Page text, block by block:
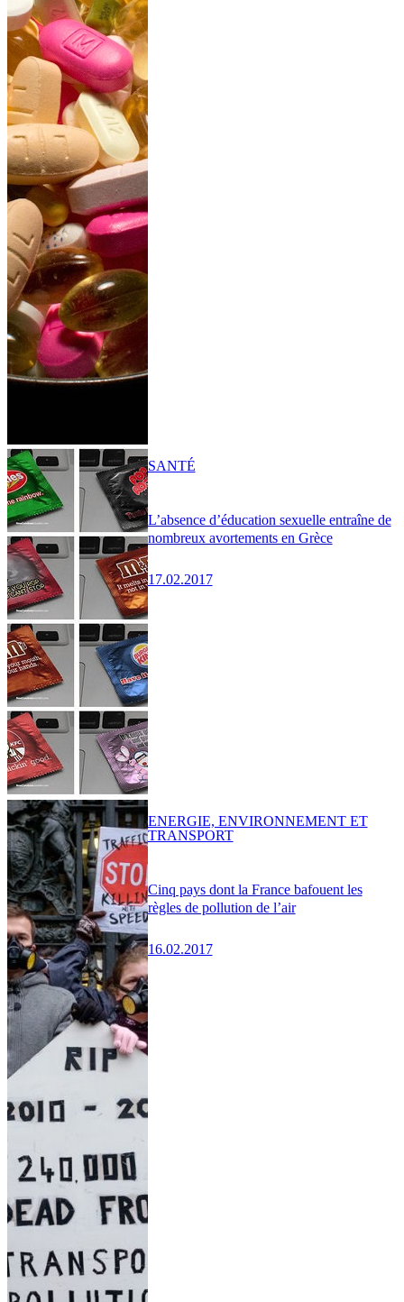
L’absence d’éducation sexuelle entraîne de
nombreux avortements en Grèce
17.02.2017
SANTÉ
Cinq pays dont la France bafouent les
règles de pollution de l’air
16.02.2017
ENERGIE, ENVIRONNEMENT ET
TRANSPORT